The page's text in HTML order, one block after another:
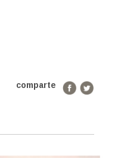
comparte